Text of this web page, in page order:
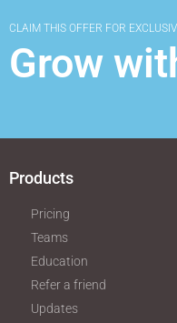
CLAIM THIS OFFER FOR
Grow
Products
Pricing
Teams
Education
Refer a friend
Updates